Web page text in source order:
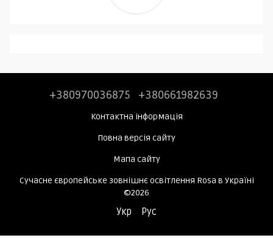
+380970036875 +380661982639
Контактна інформація
Повна версія сайту
Мапа сайту
Сучасне європейське зовнішнє освітлення Rosa в Україні
©2026
Укр Рус